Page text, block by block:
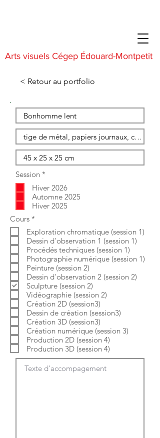
Arts visuels Cégep Édouard-Montpetit
< Retour au portfolio
Session *
l
i
g
a
i
r
e
Hiver 2026
Automne 2025
Hiver 2025
Cours *
l
i
g
a
t
o
i
r
e
Exploration chromatique (session 1)
Dessin d'observation 1 (session 1)
Procédés techniques (session 1)
Photographie numérique (session 1)
Peinture (session 2)
Dessin d'observation 2 (session 2)
Sculpture (session 2)
Vidéographie (session 2)
Création 2D (session3)
Dessin de création (session3)
Création 3D (session3)
Création numérique (session 3)
Production 2D (session 4)
Production 3D (session 4)
Texte d'accompagement